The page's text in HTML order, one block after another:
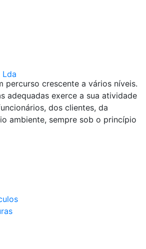
percurso crescente a vários níveis.
adequadas exerce a sua atividade
dos clientes, da
ambiente, sempre sob o princípio